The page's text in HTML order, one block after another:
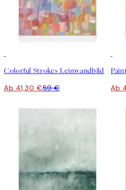
Colorful Strokes Leinwandbild
Ab 41,30 €59 € Ab